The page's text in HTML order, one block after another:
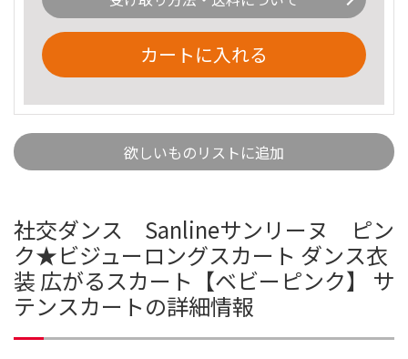
カートに入れる
欲しいものリストに追加
社交ダンス Sanlineサンリーヌ ピン
ク★ビジューロングスカート ダンス衣
装 広がるスカート【ベビーピンク】 サ
テンスカートの詳細情報